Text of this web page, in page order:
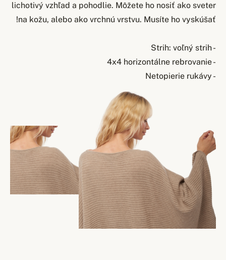
lichotivý vzhľad a pohodlie. Môžete ho nosiť ako sveter
na kožu, alebo ako vrchnú vrstvu. Musíte ho vyskúšať!
- Strih: voľný strih
- 4x4 horizontálne rebrovanie
- Netopierie rukávy